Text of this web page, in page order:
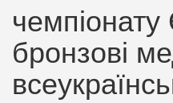
бронзові